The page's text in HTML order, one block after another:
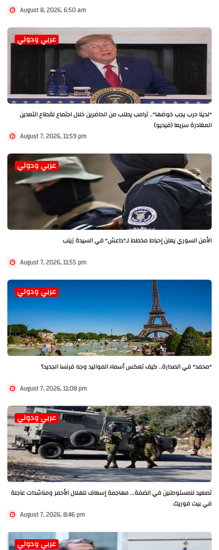
August 8, 2026, 6:50 am
عربي ودولي
"لدينا حرب يجب خوضها".. ترامب يطلب من الحاضرين خلال اجتماع لقطاع التعدين
المغادرة سريعا (فيديو)
August 7, 2026, 11:59 pm
عربي ودولي
الأمن السوري يعلن إحباط مخطط لـ"داعش" في السيدة زينب
August 7, 2026, 11:55 pm
عربي ودولي
"محمد" في الصدارة.. كيف تعكس أسماء المواليد وجه فرنسا الجديد؟
August 7, 2026, 11:08 pm
عربي ودولي
تصعيد للمستوطنين في الضفة... مهاجمة إسعاف للهلال الأحمر ومناشدات عاجلة
في بيت فوريك
August 7, 2026, 8:46 pm
عربي ودولي